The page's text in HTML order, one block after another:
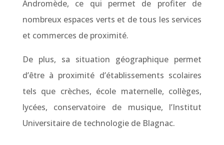
Andromède, ce qui permet de profiter de
nombreux espaces verts et de tous les services
et commerces de proximité.
De plus, sa situation géographique permet
d’être à proximité d’établissements scolaires
tels que crèches, école maternelle, collèges,
lycées, conservatoire de musique, l’Institut
Universitaire de technologie de Blagnac.